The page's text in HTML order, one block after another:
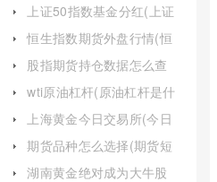
上证50指数基金分红(上证
恒生指数期货外盘行情(恒
股指期货持仓数据怎么查
wti原油杠杆(原油杠杆是什
上海黄金今日交易所(今日
期货品种怎么选择(期货短
湖南黄金绝对成为大牛股